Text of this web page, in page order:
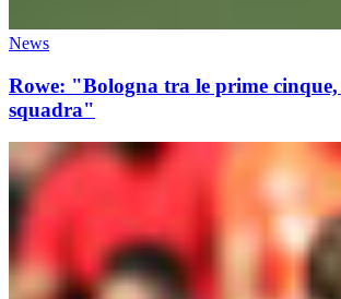
News
Rowe: "Bologna tra le prime cinque,
squadra"